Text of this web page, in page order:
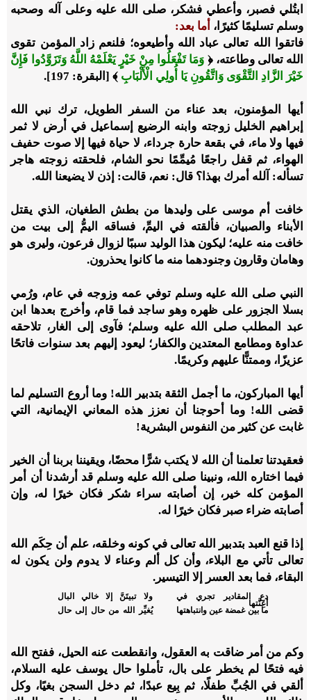
ابتُلي فصبر، وأعطي فشكر، صلى الله عليه وعلى آله وصحبه
وسلم تسليمًا كثيرًا، أما بعد:
فاتقوا الله تعالى عباد الله وأطيعوه؛ فلنعم زاد المؤمن تقوى
الله تعالى وطاعته، ﴿ وَمَا تَفْعَلُوا مِنْ خَيْرٍ يَعْلَمْهُ اللَّهُ وَتَزَوَّدُوا فَإِنَّ
خَيْرَ الزَّادِ التَّقْوَى وَاتَّقُونِ يَا أُولِي الْأَلْبَابِ ﴾ [البقرة: 197].
أيها المؤمنون، بعد عناء من السفر الطويل، ترك نبي الله
إبراهيم الخليل زوجته وابنه الرضيع إسماعيل في أرض لا ثمر
فيها ولا ماء، في بقعة حارة جرداء، لا حياة فيها إلا صوت حفيف
الهواء، ثم قفل راجعًا مُيمِّمًا نحو الشام، فلحقته زوجته هاجر
تسأله: آلله أمرك بهذا؟ قال: نعم، قالت: إذن لا يضيعنا الله.
خافت أم موسى على وليدها من بطش الطغيان، الذي يقتل
الأبناء والصبيان، فألقته في اليمِّ، فساقه اليمُّ إلى بيت من
خافت منه عليه؛ ليكون هذا الوليد سببًا لزوال فرعون، وليرى هو
وهامان وقارون وجنودهما منه ما كانوا يحذرون.
النبي صلى الله عليه وسلم توفي عمه وزوجه في عام، ورُمي
بسلا الجزور على ظهره وهو ساجد فما قام، وأخرج بعدها ابن
عبد المطلب صلى الله عليه وسلم؛ فآوى إلى الغار، تلاحقه
عداوة ومطامع المعتدين والكفار؛ ليعود إليهم بعد سنوات فاتحًا
عزيزًا، وممتنًّا عليهم وكريمًا.
أيها المباركون، ما أجمل الثقة بتدبير الله! وما أروع التسليم لما
قضى الله! وما أحوجنا أن نعزز هذه المعاني الإيمانية، التي
غابت عن كثير من النفوس البشرية!
فعقيدتنا تعلمنا أن الله لا يكتب شرًّا محضًا، ويقيننا بربنا أن الخير
فيما اختاره الله، ونبينا صلى الله عليه وسلم قد أرشدنا أن أمر
المؤمن كله خير، إن أصابته سراء شكر فكان خيرًا له، وإن
أصابته ضراء صبر فكان خيرًا له.
إذا قنع العبد بتدبير الله تعالى في كونه وخلقه، علم أن حِكَم الله
تعالى تأتي مع البلاء، وأن كل ألم وعناء لا يدوم ولن يكون له
البقاء، فما بعد العسر إلا التيسير.
دع المقادير تجري في
أعِنَّتها
ولا تبيتَنَّ إلا خالي البال
ما بين غمضة عين وانتباهتها
يُغيِّر الله من حال إلى حال
وكم من أمر ضاقت به العقول، وانقطعت عنه الحيل، ففتح الله
فيه فتحًا لم يخطر على بال، تأملوا حال يوسف عليه السلام،
ألقي في الجُبِّ طفلًا، ثم بِيع عبدًا، ثم دخل السجن بغيًا، وكل